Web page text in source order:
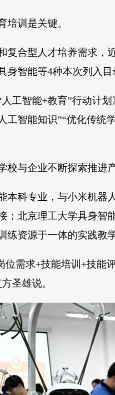
培训是关键。
复合型人才培养需求，
智能等4种本次列入目
工智能+教育”行动计
工智能知识”“优化传
校与企业不断探索推进
本科专业，与小米机
；北京理工大学具身
练资源于一体的实践
位需求+技能培训+技
圣雄说。